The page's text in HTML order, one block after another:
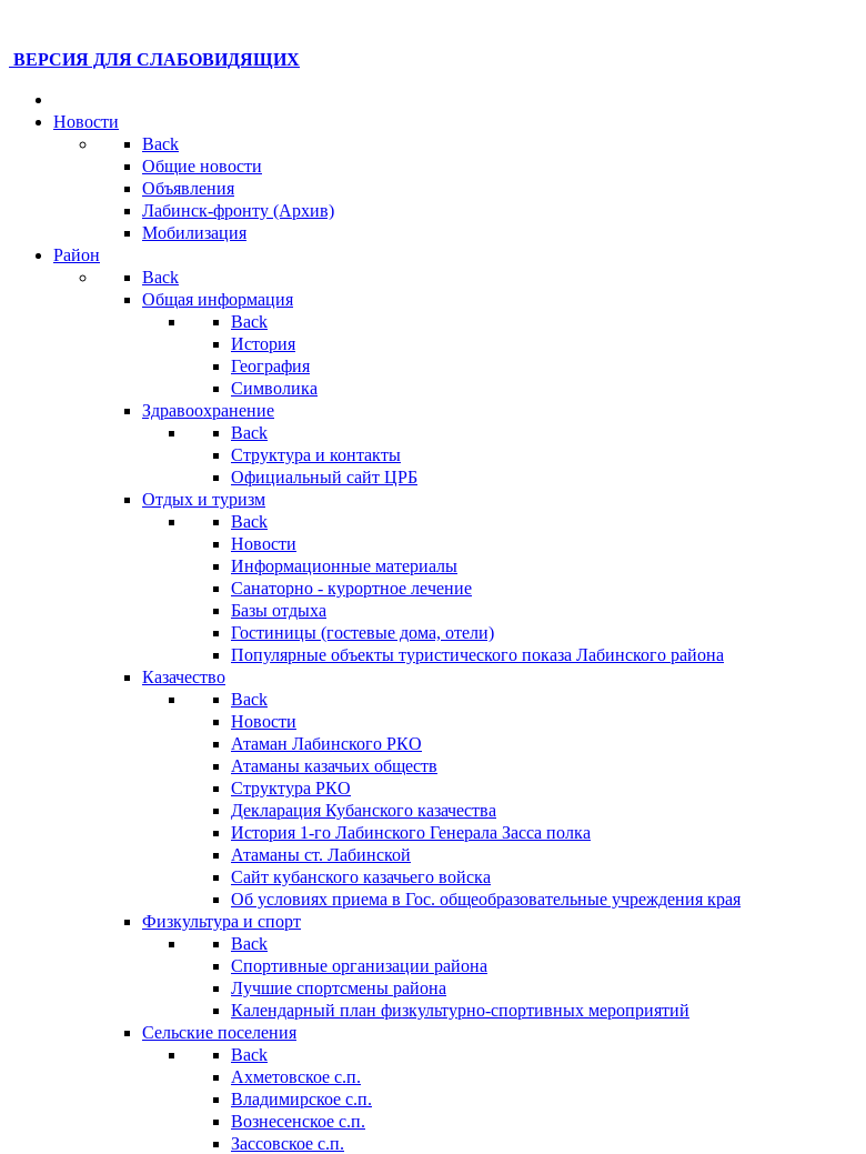
ВЕРСИЯ ДЛЯ СЛАБОВИДЯЩИХ
Новости
Back
Общие новости
Объявления
Лабинск-фронту (Архив)
Мобилизация
Район
Back
Общая информация
Back
История
География
Символика
Здравоохранение
Back
Структура и контакты
Официальный сайт ЦРБ
Отдых и туризм
Back
Новости
Информационные материалы
Санаторно - курортное лечение
Базы отдыха
Гостиницы (гостевые дома, отели)
Популярные объекты туристического показа Лабинского района
Казачество
Back
Новости
Атаман Лабинского РКО
Атаманы казачьих обществ
Структура РКО
Декларация Кубанского казачества
История 1-го Лабинского Генерала Засса полка
Атаманы ст. Лабинской
Cайт кубанского казачьего войска
Об условиях приема в Гос. общеобразовательные учреждения края
Физкультура и спорт
Back
Спортивные организации района
Лучшие спортсмены района
Календарный план физкультурно-спортивных мероприятий
Сельские поселения
Back
Ахметовское с.п.
Владимирское с.п.
Вознесенское с.п.
Зассовское с.п.